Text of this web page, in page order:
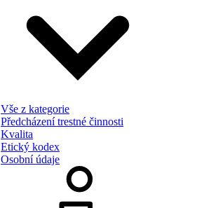
Vše z kategorie
Předcházení trestné činnosti
Kvalita
Etický kodex
Osobní údaje